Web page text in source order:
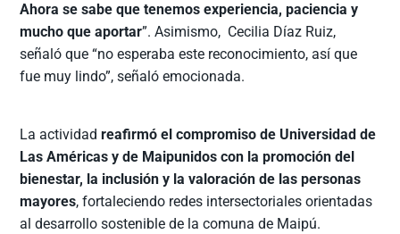
Ahora se sabe que tenemos experiencia, paciencia y
mucho que aportar”. Asimismo, Cecilia Díaz Ruiz,
señaló que “no esperaba este reconocimiento, así que
fue muy lindo”, señaló emocionada.
La actividadreafirmó el compromiso de Universidad de
Las Américas y de Maipunidos con la promoción del
bienestar, la inclusión y la valoración de las personas
mayores, fortaleciendo redes intersectoriales orientadas
al desarrollo sostenible de la comuna de Maipú.